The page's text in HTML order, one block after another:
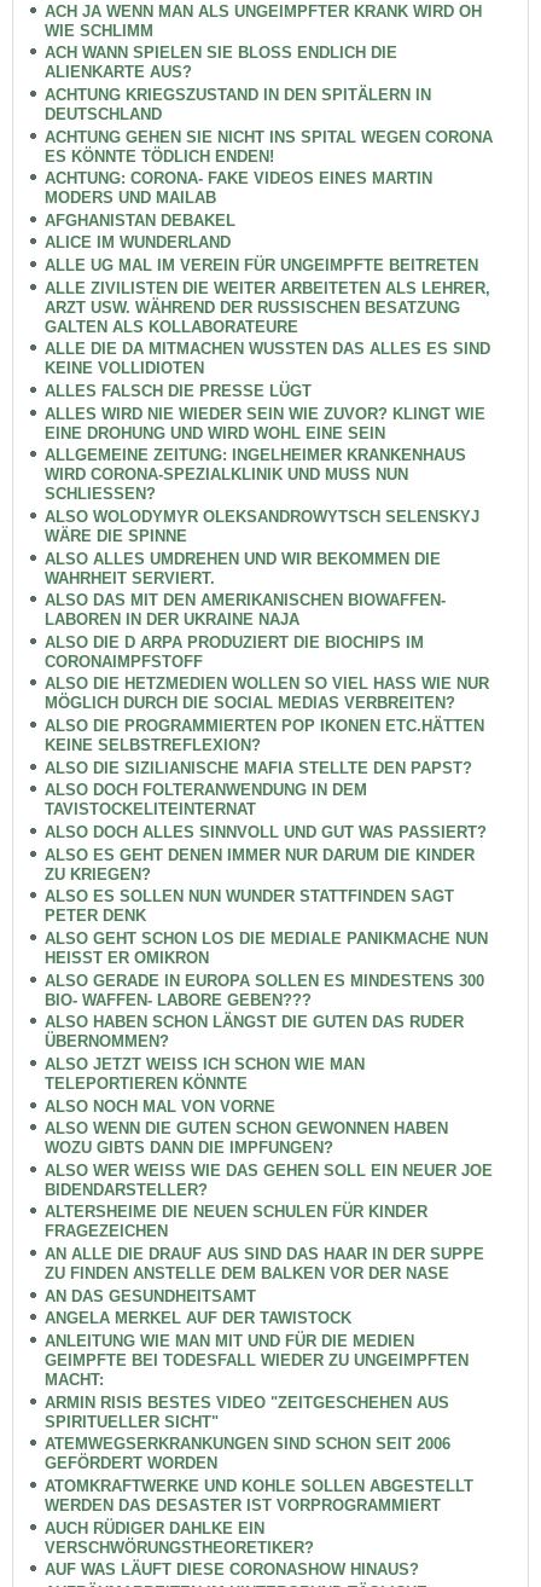
ACH JA WENN MAN ALS UNGEIMPFTER KRANK WIRD OH
WIE SCHLIMM
ACH WANN SPIELEN SIE BLOSS ENDLICH DIE
ALIENKARTE AUS?
ACHTUNG KRIEGSZUSTAND IN DEN SPITÄLERN IN
DEUTSCHLAND
ACHTUNG GEHEN SIE NICHT INS SPITAL WEGEN CORONA
ES KÖNNTE TÖDLICH ENDEN!
ACHTUNG: CORONA- FAKE VIDEOS EINES MARTIN
MODERS UND MAILAB
AFGHANISTAN DEBAKEL
ALICE IM WUNDERLAND
ALLE UG MAL IM VEREIN FÜR UNGEIMPFTE BEITRETEN
ALLE ZIVILISTEN DIE WEITER ARBEITETEN ALS LEHRER,
ARZT USW. WÄHREND DER RUSSISCHEN BESATZUNG
GALTEN ALS KOLLABORATEURE
ALLE DIE DA MITMACHEN WUSSTEN DAS ALLES ES SIND
KEINE VOLLIDIOTEN
ALLES FALSCH DIE PRESSE LÜGT
ALLES WIRD NIE WIEDER SEIN WIE ZUVOR? KLINGT WIE
EINE DROHUNG UND WIRD WOHL EINE SEIN
ALLGEMEINE ZEITUNG: INGELHEIMER KRANKENHAUS
WIRD CORONA-SPEZIALKLINIK UND MUSS NUN
SCHLIESSEN?
ALSO WOLODYMYR OLEKSANDROWYTSCH SELENSKYJ
WÄRE DIE SPINNE
ALSO ALLES UMDREHEN UND WIR BEKOMMEN DIE
WAHRHEIT SERVIERT.
ALSO DAS MIT DEN AMERIKANISCHEN BIOWAFFEN-
LABOREN IN DER UKRAINE NAJA
ALSO DIE D ARPA PRODUZIERT DIE BIOCHIPS IM
CORONAIMPFSTOFF
ALSO DIE HETZMEDIEN WOLLEN SO VIEL HASS WIE NUR
MÖGLICH DURCH DIE SOCIAL MEDIAS VERBREITEN?
ALSO DIE PROGRAMMIERTEN POP IKONEN ETC.HÄTTEN
KEINE SELBSTREFLEXION?
ALSO DIE SIZILIANISCHE MAFIA STELLTE DEN PAPST?
ALSO DOCH FOLTERANWENDUNG IN DEM
TAVISTOCKELITEINTERNAT
ALSO DOCH ALLES SINNVOLL UND GUT WAS PASSIERT?
ALSO ES GEHT DENEN IMMER NUR DARUM DIE KINDER
ZU KRIEGEN?
ALSO ES SOLLEN NUN WUNDER STATTFINDEN SAGT
PETER DENK
ALSO GEHT SCHON LOS DIE MEDIALE PANIKMACHE NUN
HEISST ER OMIKRON
ALSO GERADE IN EUROPA SOLLEN ES MINDESTENS 300
BIO- WAFFEN- LABORE GEBEN???
ALSO HABEN SCHON LÄNGST DIE GUTEN DAS RUDER
ÜBERNOMMEN?
ALSO JETZT WEISS ICH SCHON WIE MAN
TELEPORTIEREN KÖNNTE
ALSO NOCH MAL VON VORNE
ALSO WENN DIE GUTEN SCHON GEWONNEN HABEN
WOZU GIBTS DANN DIE IMPFUNGEN?
ALSO WER WEISS WIE DAS GEHEN SOLL EIN NEUER JOE
BIDENDARSTELLER?
ALTERSHEIME DIE NEUEN SCHULEN FÜR KINDER
FRAGEZEICHEN
AN ALLE DIE DRAUF AUS SIND DAS HAAR IN DER SUPPE
ZU FINDEN ANSTELLE DEM BALKEN VOR DER NASE
AN DAS GESUNDHEITSAMT
ANGELA MERKEL AUF DER TAWISTOCK
ANLEITUNG WIE MAN MIT UND FÜR DIE MEDIEN
GEIMPFTE BEI TODESFALL WIEDER ZU UNGEIMPFTEN
MACHT:
ARMIN RISIS BESTES VIDEO "ZEITGESCHEHEN AUS
SPIRITUELLER SICHT"
ATEMWEGSERKRANKUNGEN SIND SCHON SEIT 2006
GEFÖRDERT WORDEN
ATOMKRAFTWERKE UND KOHLE SOLLEN ABGESTELLT
WERDEN DAS DESASTER IST VORPROGRAMMIERT
AUCH RÜDIGER DAHLKE EIN
VERSCHWÖRUNGSTHEORETIKER?
AUF WAS LÄUFT DIESE CORONASHOW HINAUS?